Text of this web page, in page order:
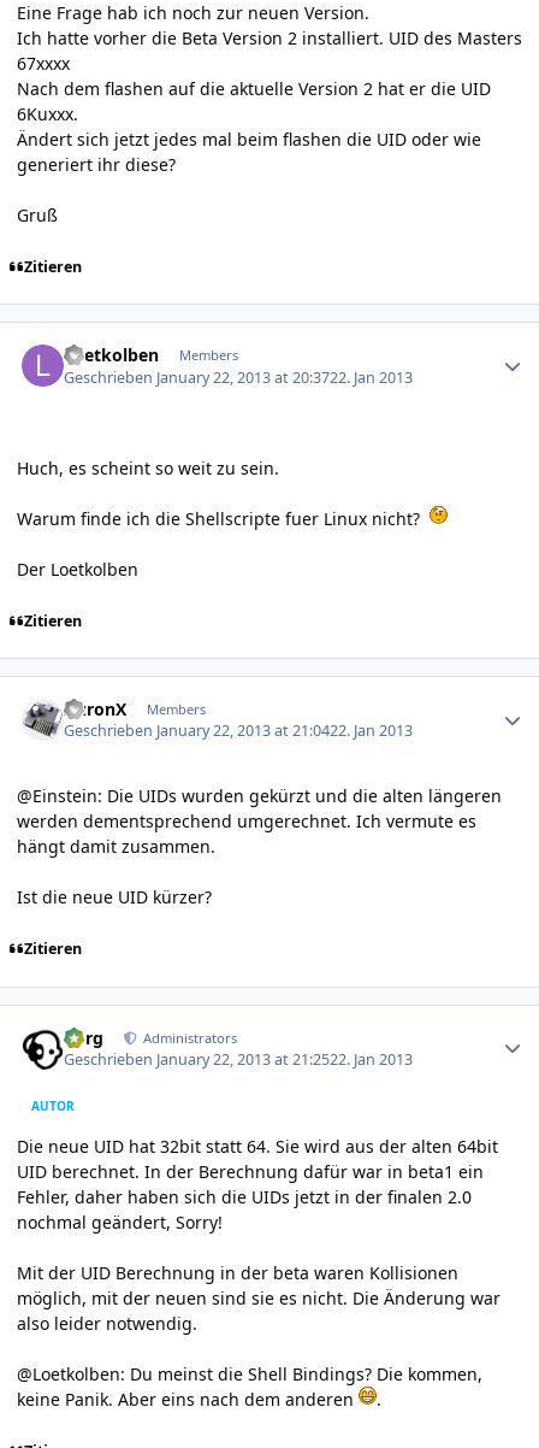
Eine Frage hab ich noch zur neuen Version.
Ich hatte vorher die Beta Version 2 installiert. UID des Masters
67xxxx
Nach dem flashen auf die aktuelle Version 2 hat er die UID
6Kuxxx.
Ändert sich jetzt jedes mal beim flashen die UID oder wie
generiert ihr diese?
Gruß
Zitieren
Loetkolben Members
Geschrieben January 22, 2013 at 20:3722. Jan 2013
Huch, es scheint so weit zu sein.
Warum finde ich die Shellscripte fuer Linux nicht?
Der Loetkolben
Zitieren
AuronX Members
Geschrieben January 22, 2013 at 21:0422. Jan 2013
@Einstein: Die UIDs wurden gekürzt und die alten längeren
werden dementsprechend umgerechnet. Ich vermute es
hängt damit zusammen.
Ist die neue UID kürzer?
Zitieren
borg Administrators
Geschrieben January 22, 2013 at 21:2522. Jan 2013
AUTOR
Die neue UID hat 32bit statt 64. Sie wird aus der alten 64bit
UID berechnet. In der Berechnung dafür war in beta1 ein
Fehler, daher haben sich die UIDs jetzt in der finalen 2.0
nochmal geändert, Sorry!
Mit der UID Berechnung in der beta waren Kollisionen
möglich, mit der neuen sind sie es nicht. Die Änderung war
also leider notwendig.
@Loetkolben: Du meinst die Shell Bindings? Die kommen,
keine Panik. Aber eins nach dem anderen
.